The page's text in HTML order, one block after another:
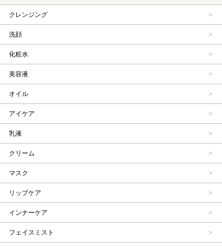
クレンジング
洗顔
化粧水
美容液
オイル
アイケア
乳液
クリーム
マスク
リップケア
インナーケア
フェイスミスト